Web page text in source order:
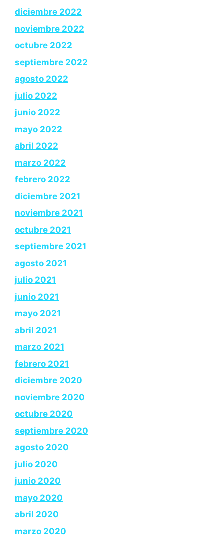
diciembre 2022
noviembre 2022
octubre 2022
septiembre 2022
agosto 2022
julio 2022
junio 2022
mayo 2022
abril 2022
marzo 2022
febrero 2022
diciembre 2021
noviembre 2021
octubre 2021
septiembre 2021
agosto 2021
julio 2021
junio 2021
mayo 2021
abril 2021
marzo 2021
febrero 2021
diciembre 2020
noviembre 2020
octubre 2020
septiembre 2020
agosto 2020
julio 2020
junio 2020
mayo 2020
abril 2020
marzo 2020